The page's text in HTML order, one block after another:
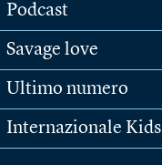
Podcast
Savage love
Ultimo numero
Internazionale Kids